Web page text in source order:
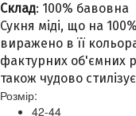
Склад: 100% бавовна
Сукня міді, що на
виражено в її
фактурних об'ємних
також чудово
Розмір:
42-44